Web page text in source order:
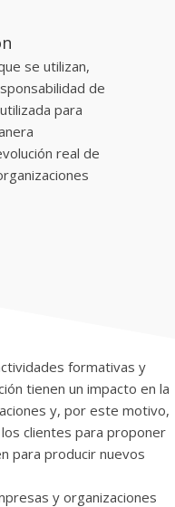
se utilizan,
de
para
real de
formativas y
tienen un impacto en la
y, por este motivo,
clientes para proponer
para producir nuevos
y organizaciones